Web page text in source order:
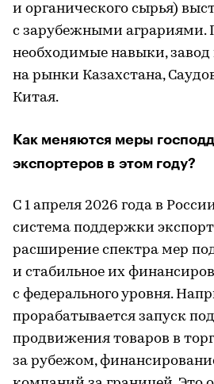
и органического сырья)
с зарубежными аграриями.
необходимые навыки,
на рынки Казахстана,
Китая.
Как меняются меры
экспортеров в этом году?
С 1 апреля 2026 года в
система поддержки
расширение спектра мер
и стабильное их
с федерального уровня.
прорабатывается запуск
продвижения товаров в
за рубежом,